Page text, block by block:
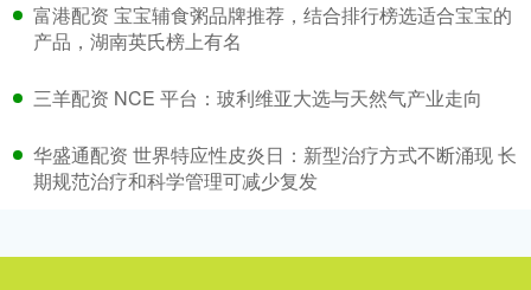
富港配资 宝宝辅食粥品牌推荐，结合排行榜选适合宝宝的
产品，湖南英氏榜上有名
三羊配资 NCE 平台：玻利维亚大选与天然气产业走向
华盛通配资 世界特应性皮炎日：新型治疗方式不断涌现 长
期规范治疗和科学管理可减少复发